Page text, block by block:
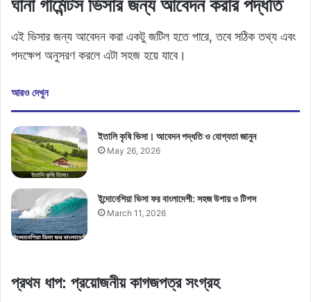
ঘানা গার্মেন্টস ভিসার জন্য আবেদন করার পদ্ধতি
এই ভিসার জন্য আবেদন করা একটু জটিল হতে পারে, তবে সঠিক তথ্য এবং
পদক্ষেপ অনুসরণ করলে এটা সহজ হয়ে যাবে।
আরও দেখুন
ইতালি কৃষি ভিসা। আবেদন পদ্ধতি ও যোগ্যতা জানুন
May 26, 2026
ইন্দোনেশিয়া ভিসা ফর বাংলাদেশী: সহজ উপায় ও টিপস
March 11, 2026
প্রথম ধাপ: প্রয়োজনীয় কাগজপত্র সংগ্রহ